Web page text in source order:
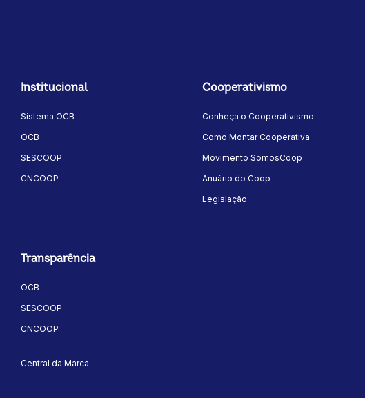
Institucional
Sistema OCB
OCB
SESCOOP
CNCOOP
Cooperativismo
Conheça o Cooperativismo
Como Montar Cooperativa
Movimento SomosCoop
Anuário do Coop
Legislação
Transparência
OCB
SESCOOP
CNCOOP
Central da Marca